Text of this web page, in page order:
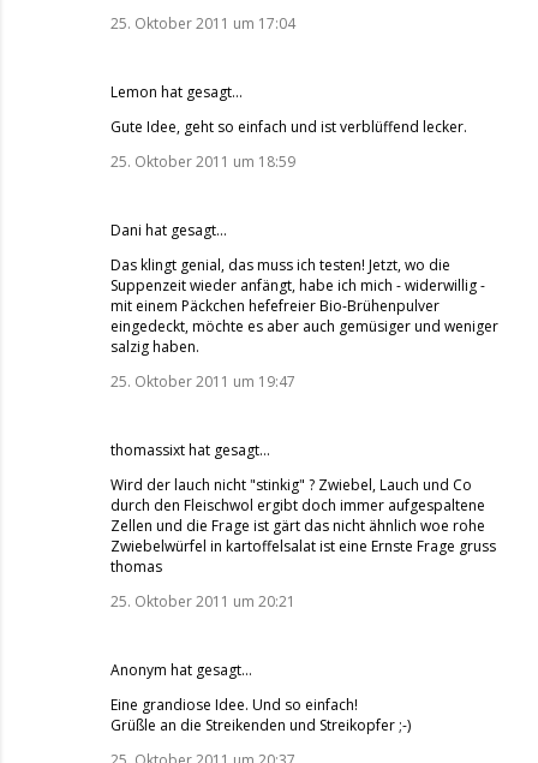
25. Oktober 2011 um 17:04
Lemon hat gesagt…
Gute Idee, geht so einfach und ist verblüffend lecker.
25. Oktober 2011 um 18:59
Dani hat gesagt…
Das klingt genial, das muss ich testen! Jetzt, wo die
Suppenzeit wieder anfängt, habe ich mich - widerwillig -
mit einem Päckchen hefefreier Bio-Brühenpulver
eingedeckt, möchte es aber auch gemüsiger und weniger
salzig haben.
25. Oktober 2011 um 19:47
thomassixthat gesagt…
Wird der lauch nicht "stinkig" ? Zwiebel, Lauch und Co
durch den Fleischwol ergibt doch immer aufgespaltene
Zellen und die Frage ist gärt das nicht ähnlich woe rohe
Zwiebelwürfel in kartoffelsalat ist eine Ernste Frage gruss
thomas
25. Oktober 2011 um 20:21
Anonym hat gesagt…
Eine grandiose Idee. Und so einfach!
Grüßle an die Streikenden und Streikopfer ;-)